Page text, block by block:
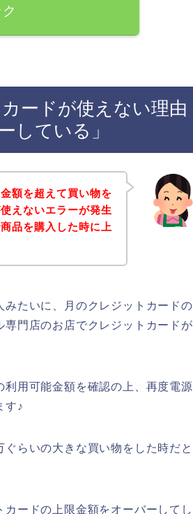
ードが使えない理由
している」
額を超えて買い物を
えないエラーが発生
品を購入した時に上
たいに、月のクレジットカードの
門店のお店でクレジットカードが
用可能金額を確認の上、再度電源
す♪
らいの大きな買い物をした時だと
ードの上限金額をオーバーしてし